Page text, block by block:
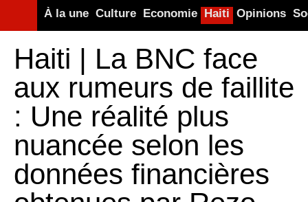
À la une Culture Economie Haiti Opinions
Haiti | La BNC face
aux rumeurs de faillite
: Une réalité plus
nuancée selon les
données financières